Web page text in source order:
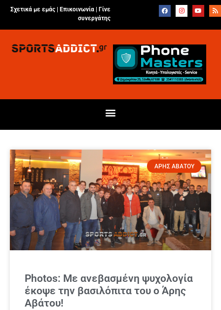
Σχετικά με εμάς | Επικοινωνία
Γίνε
συνεργάτης
ΑΡΗΣ ΑΒΑΤΟΥ
Photos: Με ανεβασμένη ψυχολογία
έκοψε την βασιλόπιτα του ο Άρης
Αβάτου!